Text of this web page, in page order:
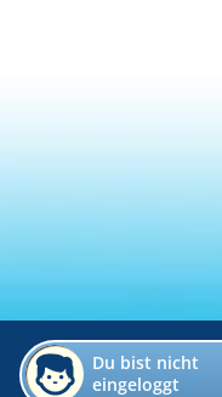
Du bist nicht
eingeloggt